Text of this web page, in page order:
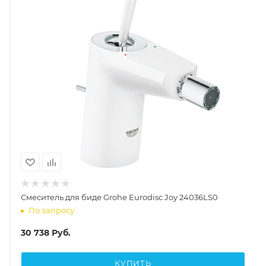
Смеситель для биде Grohe Eurodisc Joy 24036LS0
По запросу
30 738 Руб.
КУПИТЬ